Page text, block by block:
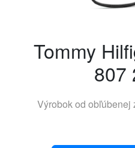
Tommy
807
Výrobok od obľúbenej